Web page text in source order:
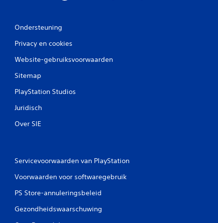
Ondersteuning
Privacy en cookies
Website-gebruiksvoorwaarden
Sitemap
PlayStation Studios
Juridisch
Over SIE
Servicevoorwaarden van PlayStation
Voorwaarden voor softwaregebruik
PS Store-annuleringsbeleid
Gezondheidswaarschuwing